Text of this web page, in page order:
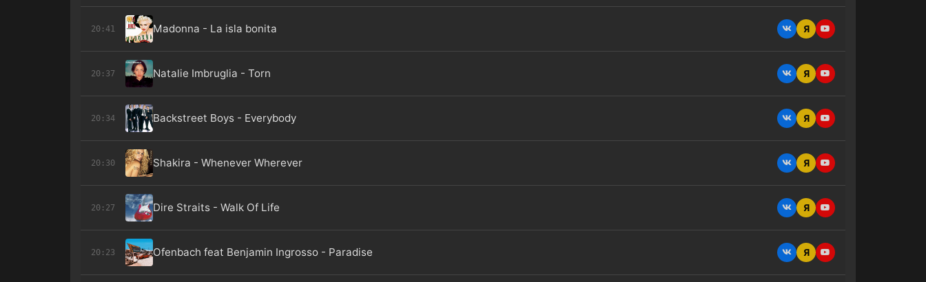
20:41 Madonna - La isla bonita Я
20:37 Natalie Imbruglia - Torn Я
20:34 Backstreet Boys - Everybody Я
20:30 Shakira - Whenever Wherever Я
20:27 Dire Straits - Walk Of Life Я
20:23 Ofenbach feat Benjamin Ingrosso - Paradise Я